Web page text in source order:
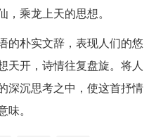
乘龙上天的思想。
的朴实文辞，表现人们的悠
天开，诗情往复盘旋。将人
深沉思考之中，使这首抒情
。